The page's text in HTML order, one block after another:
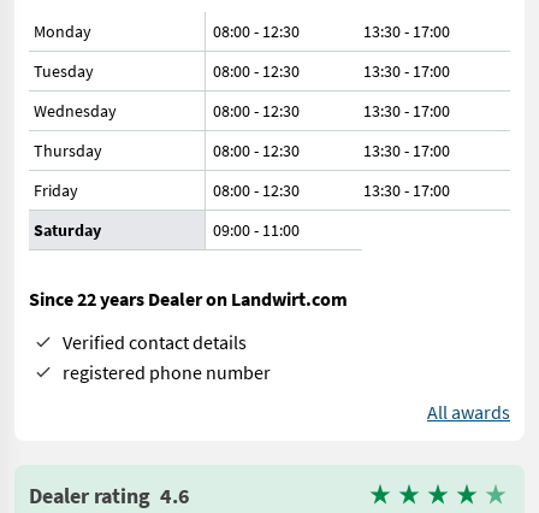
Monday 08:00 - 12:30
13:30 - 17:00
Tuesday
08:00 - 12:30
13:30 - 17:00
Wednesday
08:00 - 12:30
13:30 - 17:00
Thursday
08:00 - 12:30
13:30 - 17:00
Friday
08:00 - 12:30
13:30 - 17:00
Saturday
09:00- 11:00
Since 22 years Dealer on Landwirt.com
Verified contact details
registered phone number
All awards
Dealer rating 4.6